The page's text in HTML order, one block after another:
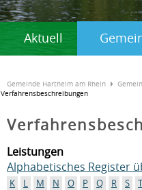
Aktuell
Gemeinde Hartheim am Rhein
Verfahrensbeschreibungen
Leistungen
Alphabetisches Register
K L M N O P Q R S